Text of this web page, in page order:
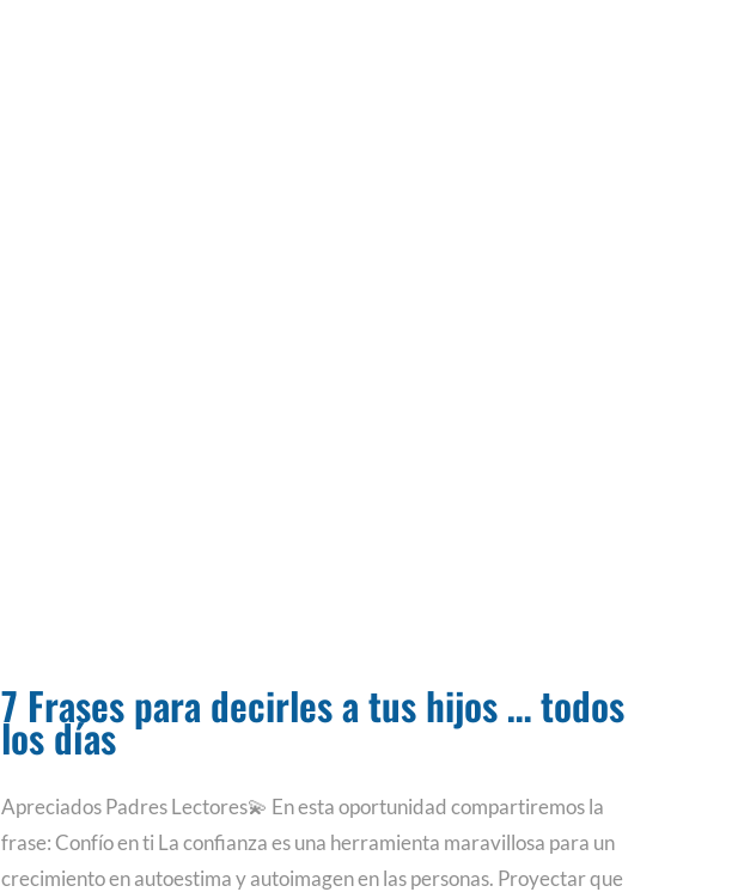
7 Frases para decirles a tus hijos … todos
los días
Apreciados Padres Lectores💫 En esta oportunidad compartiremos la
frase: Confío en ti La confianza es una herramienta maravillosa para un
crecimiento en autoestima y autoimagen en las personas. Proyectar que